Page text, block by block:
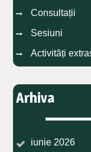
Consultații
Sesiuni
Activități
Arhiva
iunie 2026